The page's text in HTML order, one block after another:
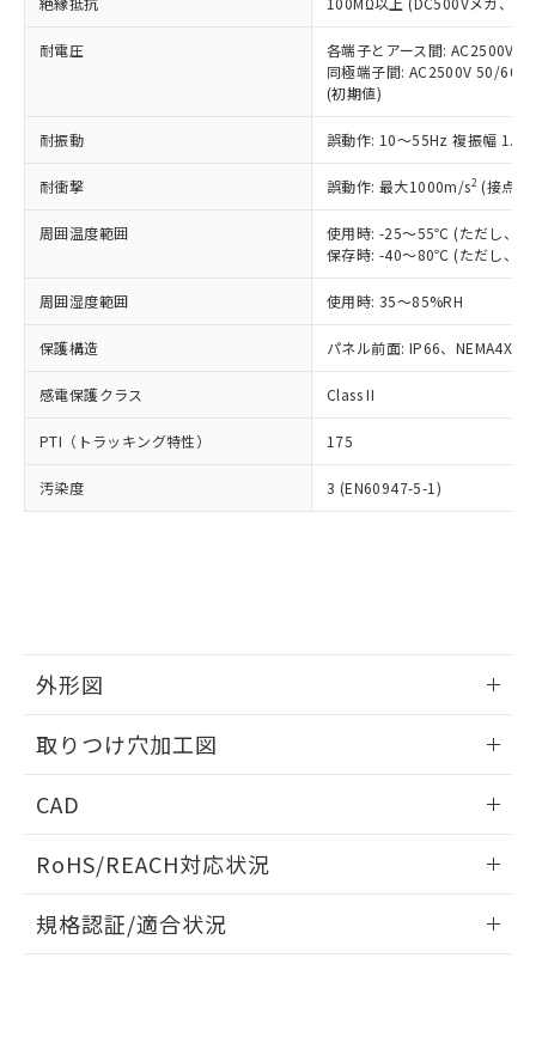
耐電圧
各端子とアース間: AC2500V
同極端子間: AC2500V 50/
(初期値)
耐振動 誤動作: 10～55Hz 複振幅
耐衝撃 誤動作: 最大1000m/s2 (接点
周囲温度範囲
使用時: -25～55℃ (ただし、氷
保存時: -40～80℃ (ただし、氷
周囲湿度範囲 使用時: 35～85%RH
保護構造 パネル前面: IP66、NEMA4X,
感電保護クラス Class II
PTI（トラッキング特性） 175
汚染度 3 (EN60947-5-1)
外形図
取りつけ穴加工図
CAD
ドすることができます。
ログイン/会員登録
RoHS/REACH対応状況
EU RoHS 注意事項・凡例
規格認証/適合状況
準価格とは異なる場合があることをご
正式な納期状況および標準価格はお客
様のお取引先、またはお客様担当のオ
オムロン制御機器販売店や当社販売拠
販売ネットワーク
」をご確認
在庫状況および標準価格結果を当社の
事前の承諾なく第三者に漏洩または開
示しないようお願いします。
マイパーツ機能（部品リスト作成サー
ビス）をご利用いただくには、I-Web
メンバーズにご登録されている必要が
あります。
登録された部品リストについて、当社
および当社の共同利用者が、当社の製
品・サービスに関するお客様との取
指します。
六価クロム(Cr(Ⅵ)) 1000ppm以下、ポリ臭化ビフェニル
(PBDE) 1000ppm以下、フタル酸ビス(2-エチルヘキシ
ル) (DEHP)(別名：DOP) 1000ppm以下、フタル酸ブチ
ルベンジル（BBP） 1000ppm以下、フタル酸ジブチル
（DBP） 1000ppm以下、フタル酸ジイソブチル
但し、RoHS指令で産業用監視および制御機器に対する
フタル酸エステル類の４物質については閾値を超える意
図的な使用がないことを確認しています。
部品在庫の切り替え状況などにより、予定
月が前後することがあります。
※3 非含有証明書ダウンロード
下記の非含有証明書をダウンロードするこ
とができます。
また、RoHS指令のフタル酸エステル類４
物質の対応では、対応完了までの期間は出
荷製品に未対応品が混在することから備考
欄に対応日を記載しておりました。
す。
Cr(Ⅵ)(六価クロム) : 1000ppm、 PBBs(ポリ臭化ビフェ
ニル類) : 1000ppm、 PBDEs(ポリ臭化ジフェニルエーテ
DBP(フタル酸ジブチル) : 1000ppm、 DIBP(フタル酸ジ
DEHP(フタル酸ビス(2-エチルヘキシル)) : 1000ppm
「ｅ」：有害物質（10物質）のすべてが基
準値以下であることを示します。
「10」：通常の使用状況下において有害物
質が外部に漏えいし、環境に深刻な影響を
及ぼさない年数を意味します。
「－」：未確認です。当社販売部門へお問
可)を取得するなどの必要な手続きを
当社は規制貨物を破棄する場合は、完
全に破砕するなど、違法に輸出されな
いよう必要な手段を講じます。
当社は貴社製品を、核兵器、ミサイ
ル、化学兵器、生物兵器またはその他
武器並びにこれらの製造装置等に一切
当社は、貴社製品を第三者に販売する
場合は、上記1、2および3の内容を当
該第三者に通知します。また当社は、
販売先および販売に係わる関係者が違
法に輸出するおそれがある場合は、取
り引きをいたしません。
一定数以上の在庫あり
一定数には満たないが在庫あり
いては、お客様のお取引先、ま
たはお客様担当のオムロン制御
機器販売店・当社販売員にご確
受注生産機種、また在庫状況の
情報を公開していない機種